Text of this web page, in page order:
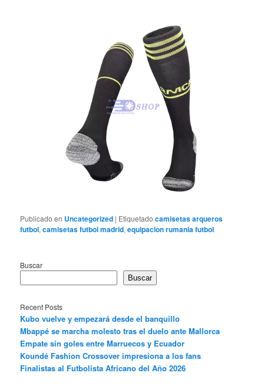
Publicado en Uncategorized | Etiquetado camisetas arqueros
futbol,camisetas futbol madrid,equipacion rumania futbol
Buscar
Buscar
Recent Posts
Kubo vuelve y empezará desde el banquillo
Mbappé se marcha molesto tras el duelo ante Mallorca
Empate sin goles entre Marruecos y Ecuador
Koundé Fashion Crossover impresiona a los fans
Finalistas al Futbolista Africano del Año 2026